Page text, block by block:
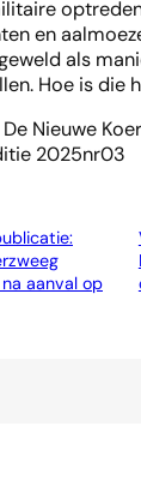
en
als
Hoe is die
Nieuwe
2025nr03
aanval op